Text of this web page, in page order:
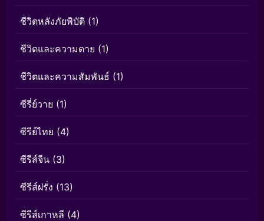
ชีวิตหลังภัยพิบัติ (1)
ชีวิตและความตาย (1)
ชีวิตและความสัมพันธ์ (1)
ซีรี่ย์วาย (1)
ซีรีย์ไทย (4)
ซีรีส์จีน (3)
ซีรีส์ฝรั่ง (13)
ซีรีส์เกาหลี (4)